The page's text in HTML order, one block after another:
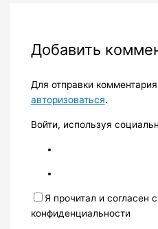
Добавить
Для отправки
авторизоваться.
Войти, используя
Я прочитал и согласен
конфиденциальности